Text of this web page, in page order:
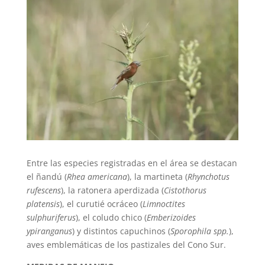
Entre las especies registradas en el área se destacan
el ñandú (Rhea americana), la martineta (Rhynchotus
rufescens), la ratonera aperdizada (Cistothorus
platensis), el curutié ocráceo (Limnoctites
sulphuriferus), el coludo chico (Emberizoides
ypiranganus) y distintos capuchinos (Sporophila spp.),
aves emblemáticas de los pastizales del Cono Sur.